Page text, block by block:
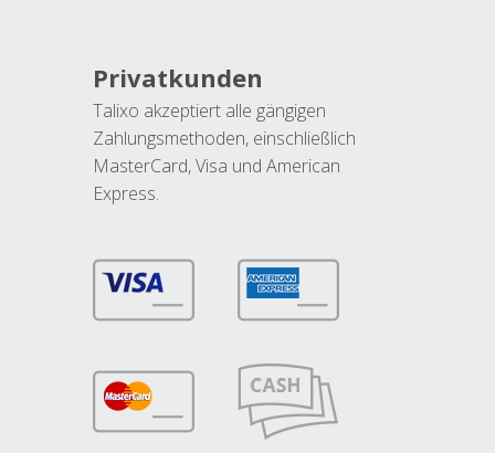
Privatkunden
Talixo akzeptiert alle gängigen
Zahlungsmethoden, einschließlich
MasterCard, Visa und American
Express.